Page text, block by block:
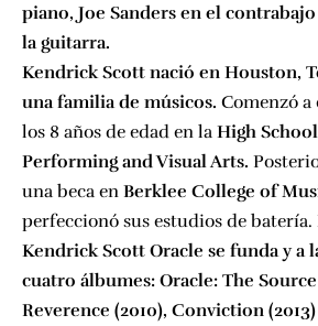
piano, Joe Sanders en el
la guitarra.
Kendrick Scott nació en Houston,
una familia de músicos. Comenzó
los 8 años de edad en la High
Performing and Visual Arts.
una beca en Berklee College of
perfeccionó sus estudios de batería.
Kendrick Scott Oracle se funda y a
cuatro álbumes: Oracle: The Source
Reverence (2010), Conviction